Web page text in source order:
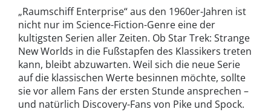
„Raumschiff Enterprise“ aus den 1960er-Jahren ist
nicht nur im Science-Fiction-Genre eine der
kultigsten Serien aller Zeiten. Ob Star Trek: Strange
New Worlds in die Fußstapfen des Klassikers treten
kann, bleibt abzuwarten. Weil sich die neue Serie
auf die klassischen Werte besinnen möchte, sollte
sie vor allem Fans der ersten Stunde ansprechen –
und natürlich Discovery-Fans von Pike und Spock.